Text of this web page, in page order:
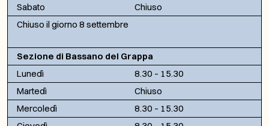
Sabato
Chiuso
Chiuso il giorno 8 settembre
Sezione di Bassano del Grappa
Lunedì
8.30 – 15.30
Martedì
Chiuso
Mercoledì
8.30 – 15.30